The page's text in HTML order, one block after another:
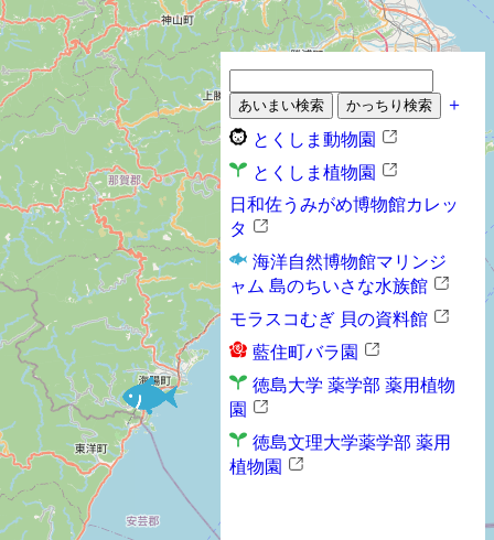
＋
とくしま動物園
とくしま植物園
日和佐うみがめ博物館カレッ
タ
海洋自然博物館マリンジ
ャム 島のちいさな水族館
モラスコむぎ 貝の資料館
藍住町バラ園
徳島大学 薬学部 薬用植物
園
徳島文理大学薬学部 薬用
植物園